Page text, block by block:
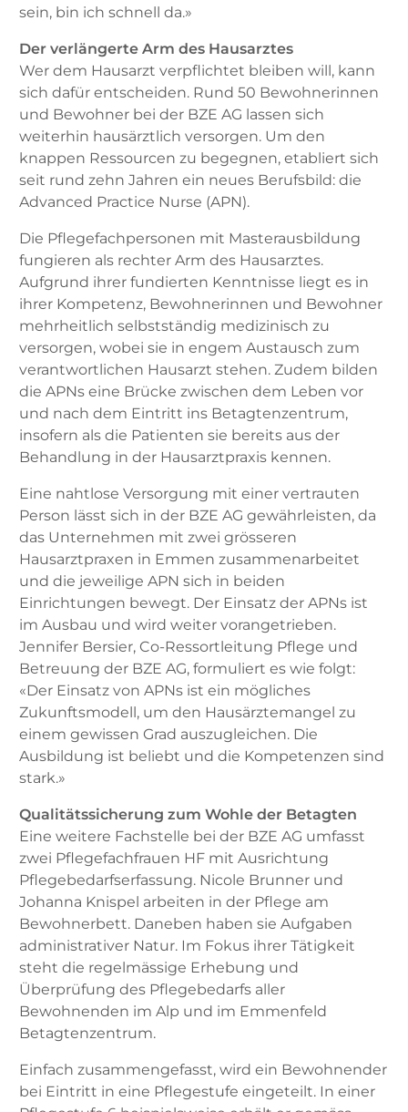
sein, bin ich schnell da.»
Der verlängerte Arm des Hausarztes
Wer dem Hausarzt verpflichtet bleiben will, kann
sich dafür entscheiden. Rund 50 Bewohnerinnen
und Bewohner bei der BZE AG lassen sich
weiterhin hausärztlich versorgen. Um den
knappen Ressourcen zu begegnen, etabliert sich
seit rund zehn Jahren ein neues Berufsbild: die
Advanced Practice Nurse (APN).
Die Pflegefachpersonen mit Masterausbildung
fungieren als rechter Arm des Hausarztes.
Aufgrund ihrer fundierten Kenntnisse liegt es in
ihrer Kompetenz, Bewohnerinnen und Bewohner
mehrheitlich selbstständig medizinisch zu
versorgen, wobei sie in engem Austausch zum
verantwortlichen Hausarzt stehen. Zudem bilden
die APNs eine Brücke zwischen dem Leben vor
und nach dem Eintritt ins Betagtenzentrum,
insofern als die Patienten sie bereits aus der
Behandlung in der Hausarztpraxis kennen.
Eine nahtlose Versorgung mit einer vertrauten
Person lässt sich in der BZE AG gewährleisten, da
das Unternehmen mit zwei grösseren
Hausarztpraxen in Emmen zusammenarbeitet
und die jeweilige APN sich in beiden
Einrichtungen bewegt. Der Einsatz der APNs ist
im Ausbau und wird weiter vorangetrieben.
Jennifer Bersier, Co-Ressortleitung Pflege und
Betreuung der BZE AG, formuliert es wie folgt:
«Der Einsatz von APNs ist ein mögliches
Zukunftsmodell, um den Hausärztemangel zu
einem gewissen Grad auszugleichen. Die
Ausbildung ist beliebt und die Kompetenzen sind
stark.»
Qualitätssicherung zum Wohle der Betagten
Eine weitere Fachstelle bei der BZE AG umfasst
zwei Pflegefachfrauen HF mit Ausrichtung
Pflegebedarfserfassung. Nicole Brunner und
Johanna Knispel arbeiten in der Pflege am
Bewohnerbett. Daneben haben sie Aufgaben
administrativer Natur. Im Fokus ihrer Tätigkeit
steht die regelmäs­sige Erhebung und
Überprüfung des Pflegebedarfs aller
Bewohnenden im Alp und im Emmenfeld
Betagtenzentrum.
Einfach zusammengefasst, wird ein Bewohnender
bei Eintritt in eine Pflegestufe eingeteilt. In einer